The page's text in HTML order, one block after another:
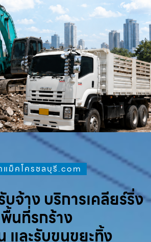
แม็คโครชลบุรี.com
จ้าง บริการเคลียร์ริ่ง
พื้นที่รกร้าง
และรับขนขยะทิ้ง